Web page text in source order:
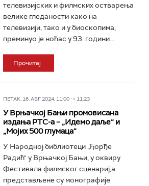
телевизијских и филмских остварења
велике гледаности како на
телевизији, тако и у биоскопима,
преминуо је ноћас у 93. години...
Прочитај
ПЕТАК, 16. АВГ 2024, 11:00 -> 11:23
У Врњачкој Бањи промовисана
издања РТС-а – „Идемо даље“ и
„Мојих 500 глумаца“
У Народној библиотеци „Ђорђе
Радић" у Врњачкој Бањи, у оквиру
Фестивала филмског сценариј,а
представљенe су монографије